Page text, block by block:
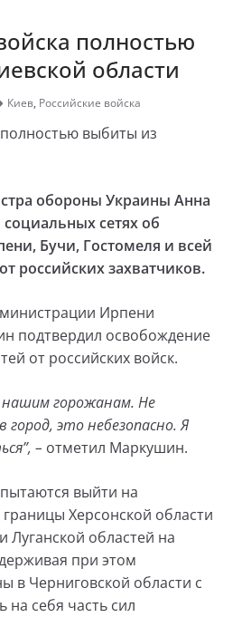
полностью
области
Киев, Российские войска
выбиты из
обороны Украины Анна
сетях об
Бучи, Гостомеля и всей
российских захватчиков.
Ирпени
подтвердил освобождение
от российских войск.
нашим горожанам. Не
город, это небезопасно. Я
– отметил Маркушин.
выйти на
Херсонской области
Луганской областей на
при этом
в Черниговской области с
на себя часть сил